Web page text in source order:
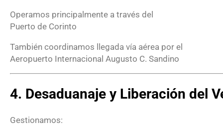
Operamos principalmente a través del
Puerto de Corinto
También coordinamos llegada vía aérea por el
Aeropuerto Internacional Augusto C. Sandino
4. Desaduanaje y Liberación del
Gestionamos: